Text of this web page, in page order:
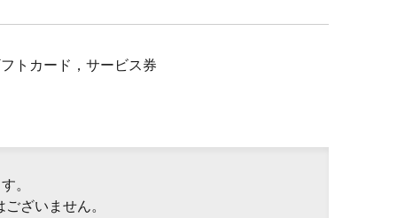
トカード，サービス券
。
ざいません。